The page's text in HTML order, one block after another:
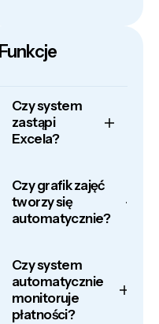
Funkcje
Czy system
zastąpi
Excela?
Czy grafik zajęć
tworzy się
automatycznie?
Czy system
automatycznie
monitoruje
płatności?